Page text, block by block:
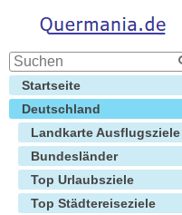
Startseite
Deutschland
Landkarte Ausflugsziele
Bundesländer
Top Urlaubsziele
Top Städtereiseziele